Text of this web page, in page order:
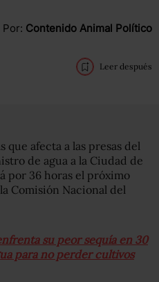
Por: Contenido Animal Político
Leer después
que afecta a las presas del
de agua a la Ciudad de
por 36 horas el próximo
Comisión Nacional del
su peor sequía en 30
para no perder cultivos